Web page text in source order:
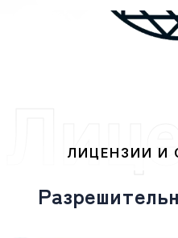
ЛИЦЕНЗИИ И
Разрешительн